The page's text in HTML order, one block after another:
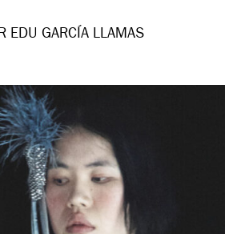
EDU GARCÍA LLAMAS